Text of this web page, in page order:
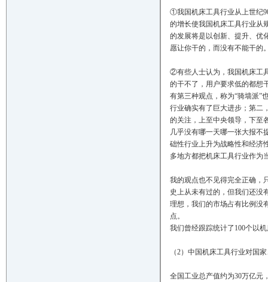
①我国机床工具行业从上世纪
的增长使我国机床工具行业从
的发展将是以创新、提升、优
愿让你干的，而没有不能干的
②有些人士认为，我国机床工
的干不了，用户要求低的都想
有第三种观点，称为“骑墙派”
行业确实有了巨大进步；第二
的关注，上至中央领导，下至
几乎没有哪一天哪一张大报不
础性行业上升为战略性和经济
多地方都把机床工具行业作为
我的观点也不见得完全正确，
史上从未有过的，但我们还没
理想，我们的市场占有比例没
点。
我们曾经跟踪统计了100个以
（2）中国机床工具行业对国
全国工业总产值约为30万亿元